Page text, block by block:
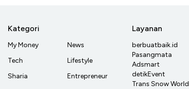
Kategori
My Money
Tech
Sharia
News
Lifestyle
Entrepreneur
Layanan
berbuatbaik.id
Pasangmata
Adsmart
detikEvent
Trans Snow World